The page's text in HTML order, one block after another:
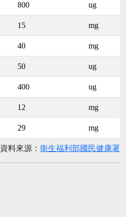
800 ug
15 mg
40 mg
50 ug
400 ug
12 mg
29 mg
資料來源： 衛生福利部國民健康署